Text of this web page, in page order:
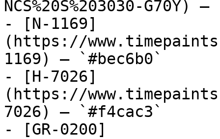
NCS%20S%203030-G70Y)
- [N-1169]
(https://
1169) — `#bec6b0`
- [H-7026]
(https://
7026) — `#f4cac3`
- [GR-0200]